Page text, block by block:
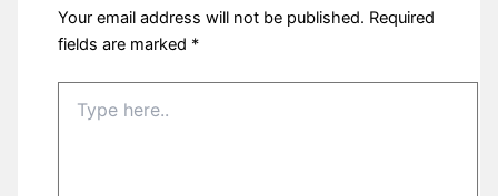
Your email address will not be published. Required
fields are marked *
here..